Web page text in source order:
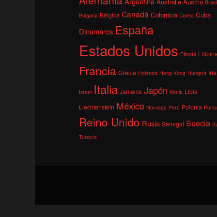
Brasil
Bulgaria Bélgica Canadá Colombia Corea Cuba
Dinamarca España
Estados Unidos Etiopía
Francia Grecia Holanda Hong Kong Hungría
Israel Italia Jamaica Japón Kenia Libia
Liechtenstein México Noruega Perú Polonia
Reino Unido Rusia Senegal Suecia
Turquía